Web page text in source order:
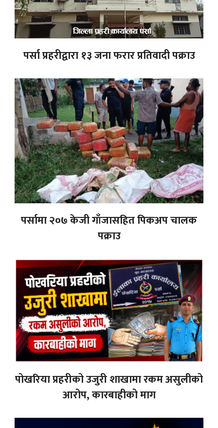
पर्सा प्रहरीद्वारा १३ जना फरार प्रतिवादी पक्राउ
पर्सामा २०७ केजी गाँजासहित पिकअप चालक
पक्राउ
पोखरिया प्रहरीको उजुरी शाखामा रकम असुलीको
आरोप, कारबाहीको माग